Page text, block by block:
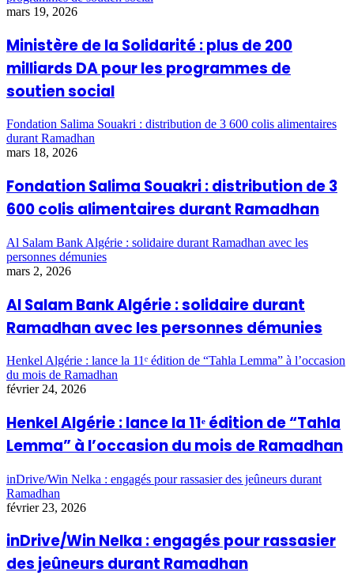
mars 19, 2026
Ministère de la Solidarité : plus de 200
milliards DA pour les programmes de
soutien social
Fondation Salima Souakri : distribution de 3 600 colis alimentaires
durant Ramadhan
mars 18, 2026
Fondation Salima Souakri : distribution de 3
600 colis alimentaires durant Ramadhan
Al Salam Bank Algérie : solidaire durant Ramadhan avec les
personnes démunies
mars 2, 2026
Al Salam Bank Algérie : solidaire durant
Ramadhan avec les personnes démunies
Henkel Algérie : lance la 11ᵉ édition de “Tahla Lemma” à l’occasion
du mois de Ramadhan
février 24, 2026
Henkel Algérie : lance la 11ᵉ édition de “Tahla
Lemma” à l’occasion du mois de Ramadhan
inDrive/Win Nelka : engagés pour rassasier des jeûneurs durant
Ramadhan
février 23, 2026
inDrive/Win Nelka : engagés pour rassasier
des jeûneurs durant Ramadhan